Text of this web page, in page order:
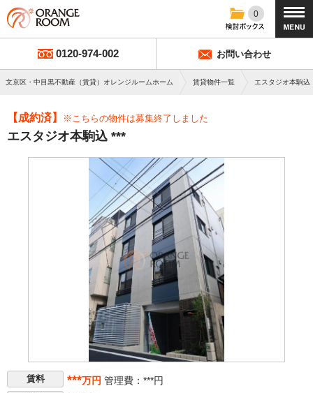
0
0120-974-002 お問い合わせ
文京区・中目黒不動産（賃貸）オレンジルームホーム 賃貸物件一覧 エスタジオ本駒込
【成約済】 ※こちらの物件は募集終了しました
エスタジオ本駒込 ***
賃料 ***万円 管理費：***円